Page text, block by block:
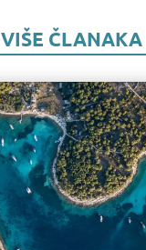
VIŠE ČLANAKA